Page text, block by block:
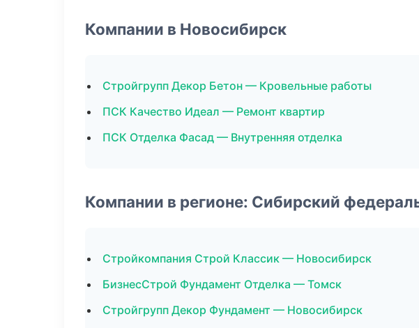
Компании в Новосибирск
Стройгрупп Декор Бетон — Кровельные работы
ПСК Качество Идеал — Ремонт квартир
ПСК Отделка Фасад — Внутренняя отделка
Компании в регионе: Сибирский
Стройкомпания Строй Классик — Новосибирск
БизнесСтрой Фундамент Отделка — Томск
Стройгрупп Декор Фундамент — Новосибирск